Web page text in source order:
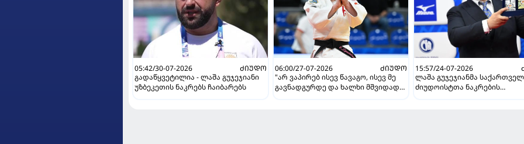
05:42/30-07-2026
ᲫᲘᲣᲓᲝ
გადაწყვეტილია - ლაშა გუჯეჯიანი
უზბეკეთის ნაკრებს ჩაიბარებს
06:00/27-07-2026
ᲫᲘᲣᲓᲝ
"არ ვაპირებ ისევ წავაგო, ისევ მე
გავნადგურდე და ხალხი მშვიდად
15:57/24-07-2026
ლაშა გუჯეჯიანმა
ძიუდოისტთა ნაკრების